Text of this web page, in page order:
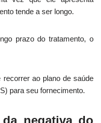
tende a ser longo.
prazo do tratamento, o
ao plano de saúde
para seu fornecimento.